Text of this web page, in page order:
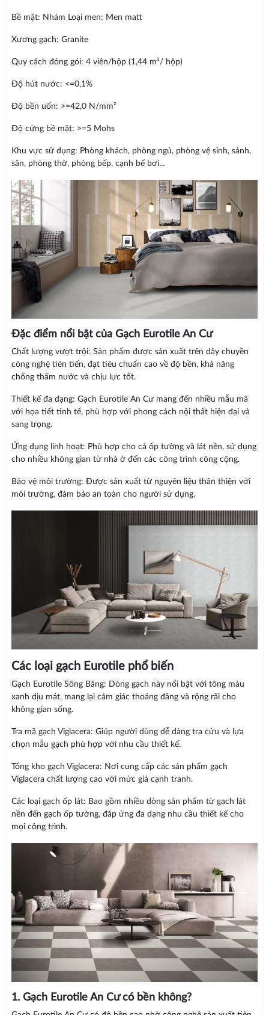
Bề mặt: Nhám Loại men: Men matt
Xương gạch: Granite
Quy cách đóng gói: 4 viên/hộp (1,44 m²/ hộp)
Độ hút nước: <=0,1%
Độ bền uốn: >=42,0 N/mm²
Độ cứng bề mặt: >=5 Mohs
Khu vực sử dụng: Phòng khách, phòng ngủ, phòng vệ sinh, sảnh,
sân, phòng thờ, phòng bếp, cạnh bể bơi...
Đặc điểm nổi bật của Gạch Eurotile An Cư
Chất lượng vượt trội: Sản phẩm được sản xuất trên dây chuyền
công nghệ tiên tiến, đạt tiêu chuẩn cao về độ bền, khả năng
chống thấm nước và chịu lực tốt.
Thiết kế đa dạng: Gạch Eurotile An Cư mang đến nhiều mẫu mã
với họa tiết tinh tế, phù hợp với phong cách nội thất hiện đại và
sang trọng.
Ứng dụng linh hoạt: Phù hợp cho cả ốp tường và lát nền, sử dụng
cho nhiều không gian từ nhà ở đến các công trình công cộng.
Bảo vệ môi trường: Được sản xuất từ nguyên liệu thân thiện với
môi trường, đảm bảo an toàn cho người sử dụng.
Các loại gạch Eurotile phổ biến
Gạch Eurotile Sông Băng: Dòng gạch này nổi bật với tông màu
xanh dịu mát, mang lại cảm giác thoáng đãng và rộng rãi cho
không gian sống.
Tra mã gạch Viglacera: Giúp người dùng dễ dàng tra cứu và lựa
chọn mẫu gạch phù hợp với nhu cầu thiết kế.
Tổng kho gạch Viglacera: Nơi cung cấp các sản phẩm gạch
Viglacera chất lượng cao với mức giá cạnh tranh.
Các loại gạch ốp lát: Bao gồm nhiều dòng sản phẩm từ gạch lát
nền đến gạch ốp tường, đáp ứng đa dạng nhu cầu thiết kế cho
mọi công trình.
1. Gạch Eurotile An Cư có bền không?